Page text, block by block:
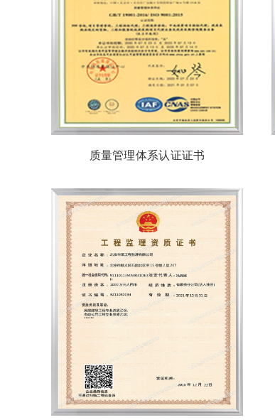
质量管理体系认证证书